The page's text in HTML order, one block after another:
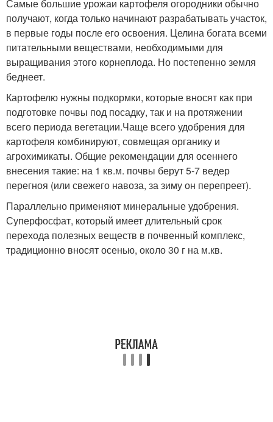
Самые большие урожаи картофеля огородники обычно
получают, когда только начинают разрабатывать участок,
в первые годы после его освоения. Целина богата всеми
питательными веществами, необходимыми для
выращивания этого корнеплода. Но постепенно земля
беднеет.
Картофелю нужны подкормки, которые вносят как при
подготовке почвы под посадку, так и на протяжении
всего периода вегетации.Чаще всего удобрения для
картофеля комбинируют, совмещая органику и
агрохимикаты. Общие рекомендации для осеннего
внесения такие: на 1 кв.м. почвы берут 5-7 ведер
перегноя (или свежего навоза, за зиму он перепреет).
Параллельно применяют минеральные удобрения.
Суперфосфат, который имеет длительный срок
перехода полезных веществ в почвенный комплекс,
традиционно вносят осенью, около 30 г на м.кв.